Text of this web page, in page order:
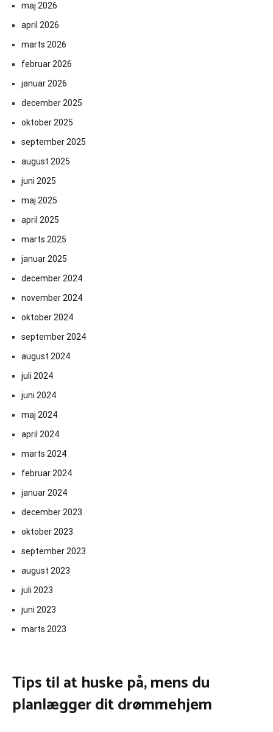
maj 2026
april 2026
marts 2026
februar 2026
januar 2026
december 2025
oktober 2025
september 2025
august 2025
juni 2025
maj 2025
april 2025
marts 2025
januar 2025
december 2024
november 2024
oktober 2024
september 2024
august 2024
juli 2024
juni 2024
maj 2024
april 2024
marts 2024
februar 2024
januar 2024
december 2023
oktober 2023
september 2023
august 2023
juli 2023
juni 2023
marts 2023
Tips til at huske på, mens du
planlægger dit drømmehjem